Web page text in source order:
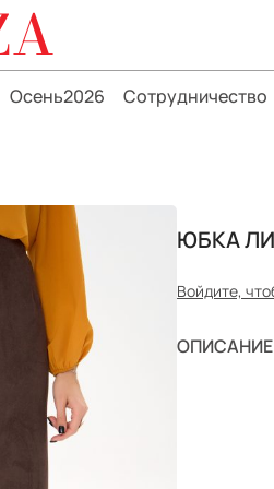
Осень2026 Сотрудничество
ЮБКА
Войдите,
ОПИСАНИЕ